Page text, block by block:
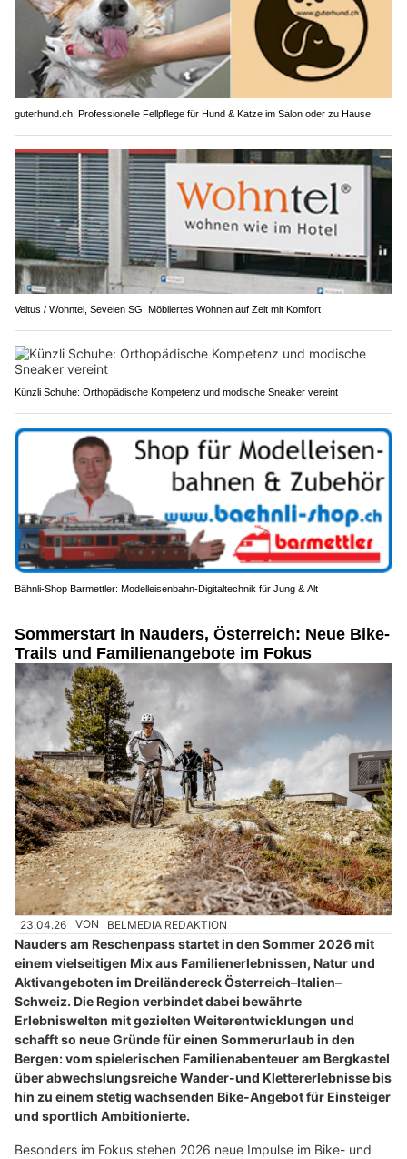
guterhund.ch: Professionelle Fellpflege für Hund & Katze im Salon oder zu Hause
Veltus / Wohntel, Sevelen SG: Möbliertes Wohnen auf Zeit mit Komfort
Künzli Schuhe: Orthopädische Kompetenz und modische Sneaker vereint
Bähnli-Shop Barmettler: Modelleisenbahn-Digitaltechnik für Jung & Alt
Sommerstart in Nauders, Österreich: Neue Bike-
Trails und Familienangebote im Fokus
23.04.26 VON BELMEDIA REDAKTION
Nauders am Reschenpass startet in den Sommer 2026 mit
einem vielseitigen Mix aus Familienerlebnissen, Natur und
Aktivangeboten im Dreiländereck Österreich–Italien–
Schweiz. Die Region verbindet dabei bewährte
Erlebniswelten mit gezielten Weiterentwicklungen und
schafft so neue Gründe für einen Sommerurlaub in den
Bergen: vom spielerischen Familienabenteuer am Bergkastel
über abwechslungsreiche Wander-und Klettererlebnisse bis
hin zu einem stetig wachsenden Bike-Angebot für Einsteiger
und sportlich Ambitionierte.
Besonders im Fokus stehen 2026 neue Impulse im Bike- und